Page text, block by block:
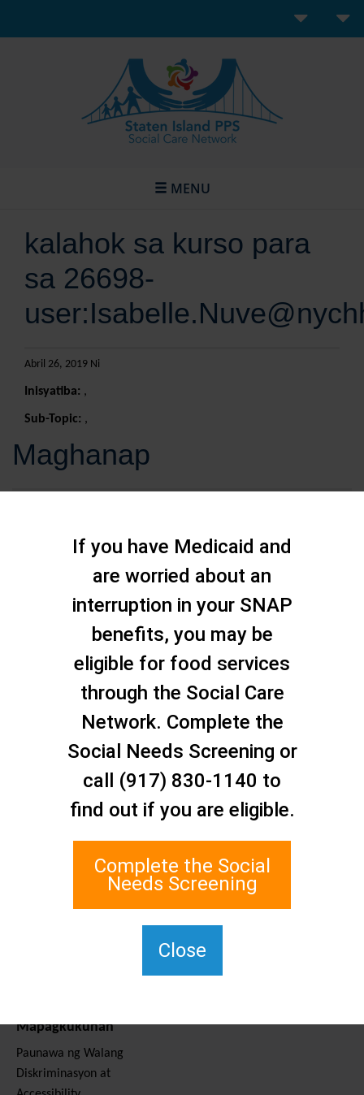
MENU
kalahok sa kurso para
sa 26698-
Abril 26, 2019 Ni
Inisyatiba: ,
Sub-Topic: ,
Maghanap
Makipag-ugnayan sa
Staten Island Social Care
1 Edgewater Plaza, Suite 700
Para sa TTY, i-dial ang 711.
ContactUs@northwell.edu
Mapagkukunan
Paunawa ng Walang
Diskriminasyon at
If you have Medicaid and
are worried about an
interruption in your SNAP
benefits, you may be
eligible for food services
through the Social Care
Network. Complete the
Social Needs Screening or
call (917) 830-1140 to
find out if you are eligible.
Complete the Social
Needs Screening
Close